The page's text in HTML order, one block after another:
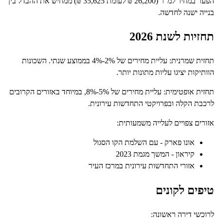
ישנה לחדשה.
לשנת 2026
תחזית שמרנית: עליית מחירים של 2%-4% בממוצע שנתי. השכונות
יציגו עליות מתונות יותר.
תחזית אופטימית: עליית מחירים של 5%-8%, במיוחד באזורים הקרובים
הקלה ובפרויקטי התחדשות עירונית.
צפויים לעלייה משמעותית:
אונו פארק - עם השלמת הקו הסגול
קיראון - המשך מגמת 2023
אזורי התחדשות עירונית במרכז העיר
לקונים
דירה ראשונה: